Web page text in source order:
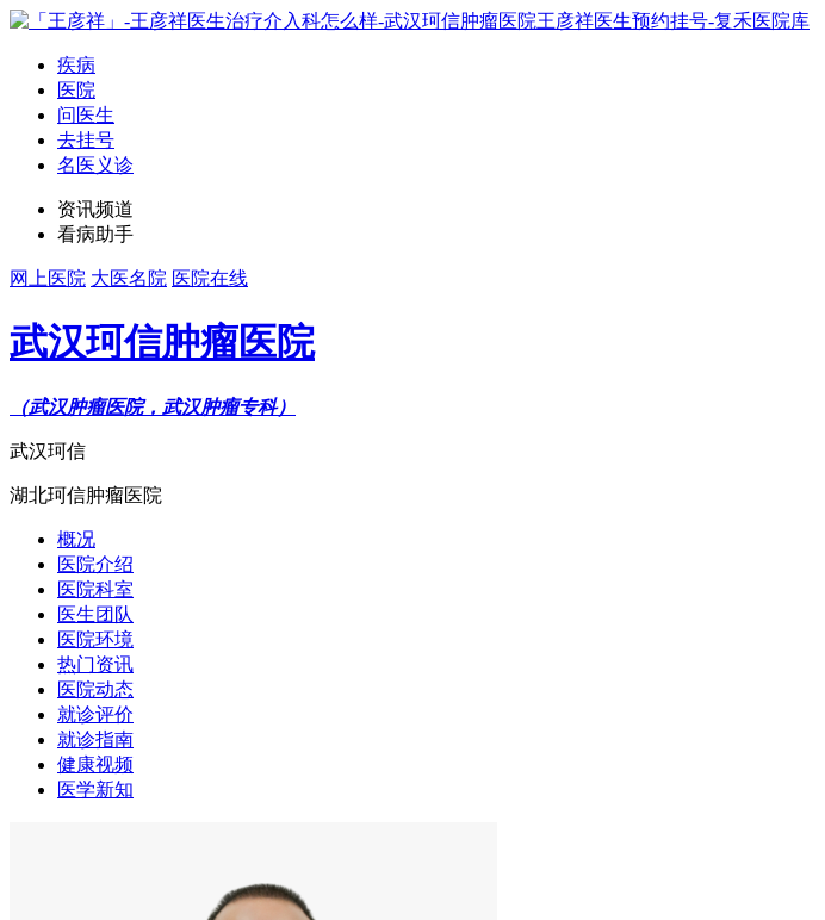
疾病
医院
问医生
去挂号
名医义诊
资讯频道
看病助手
网上医院 大医名院 医院在线
武汉珂信肿瘤医院
（武汉肿瘤医院，武汉肿瘤专科）
武汉珂信
湖北珂信肿瘤医院
概况
医院介绍
医院科室
医生团队
医院环境
热门资讯
医院动态
就诊评价
就诊指南
健康视频
医学新知